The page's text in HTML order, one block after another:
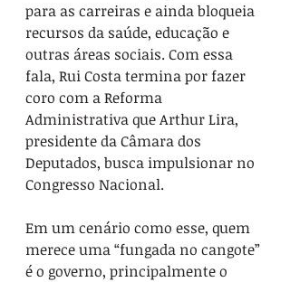
para as carreiras e ainda bloqueia
recursos da saúde, educação e
outras áreas sociais. Com essa
fala, Rui Costa termina por fazer
coro com a Reforma
Administrativa que Arthur Lira,
presidente da Câmara dos
Deputados, busca impulsionar no
Congresso Nacional.
Em um cenário como esse, quem
merece uma “fungada no cangote”
é o governo, principalmente o